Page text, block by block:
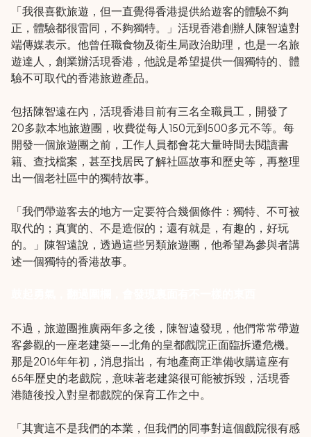
「我很喜歡旅遊，但一直覺得香港提供給遊客的體驗不夠
正，體驗都很雷同，不夠獨特。」活現香港創辦人陳智遠對
端傳媒表示。他曾任職食物及衛生局政治助理，也是一名旅
遊達人，創業辦活現香港，他說是希望提供一個獨特的、體
驗不可取代的香港旅遊產品。
包括陳智遠在內，活現香港目前有三名全職員工，開發了
20多款本地旅遊團，收費從每人150元到500多元不等。每
開發一個旅遊團之前，工作人員都會花大量時間去閱讀書
籍、查找檔案，甚至找居民了解社區故事和歷史等，再整理
出一個老社區中的獨特故事。
「我們帶遊客去的地方一定要符合幾個條件：獨特、不可被
取代的；真實的、不是造假的；還有就是，有趣的，好玩
的。」陳智遠說，透過這些另類旅遊團，他希望為參與者講
述一個獨特的香港故事。
不過，旅遊團推廣兩年多之後，陳智遠發現，他們常常帶遊
客參觀的一座老建築——北角的皇都戲院正面臨拆遷危機。
那是2016年年初，消息指出，有地產商正準備收購這座有
65年歷史的老戲院，意味著老建築很可能被拆毀，活現香
港隨後投入對皇都戲院的保育工作之中。
「其實這不是我們的本業，但我們的同事對這個戲院很有感